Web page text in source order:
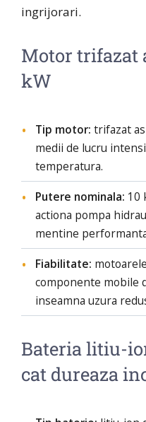
ingrijorari.
Motor trifazat
kW
Tip motor: trifazat
medii de lucru
temperatura.
Putere nominala: 10
actiona pompa
mentine
Fiabilitate:
componente mobile
inseamna uzura
Bateria litiu-
cat dureaza